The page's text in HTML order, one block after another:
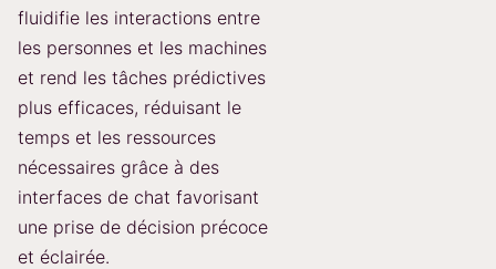
fluidifie les interactions entre
les personnes et les machines
et rend les tâches prédictives
plus efficaces, réduisant le
temps et les ressources
nécessaires grâce à des
interfaces de chat favorisant
une prise de décision précoce
et éclairée.